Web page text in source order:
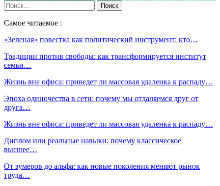
Самое читаемое :
«Зеленая» повестка как политический инструмент: кто…
Традиции против свободы: как трансформируется институт
семьи…
Жизнь вне офиса: приведет ли массовая удаленка к распаду…
Эпоха одиночества в сети: почему мы отдаляемся друг от
друга…
Жизнь вне офиса: приведет ли массовая удаленка к распаду…
Диплом или реальные навыки: почему классическое
высшее…
От зумеров до альфа: как новые поколения меняют рынок
труда…